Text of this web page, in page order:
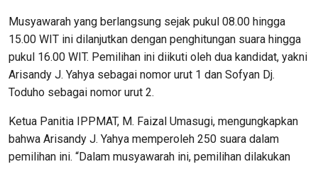
Musyawarah yang berlangsung sejak pukul 08.00 hingga
15.00 WIT ini dilanjutkan dengan penghitungan suara hingga
pukul 16.00 WIT. Pemilihan ini diikuti oleh dua kandidat, yakni
Arisandy J. Yahya sebagai nomor urut 1 dan Sofyan Dj.
Toduho sebagai nomor urut 2.
Ketua Panitia IPPMAT, M. Faizal Umasugi, mengungkapkan
bahwa Arisandy J. Yahya memperoleh 250 suara dalam
pemilihan ini. “Dalam musyawarah ini, pemilihan dilakukan